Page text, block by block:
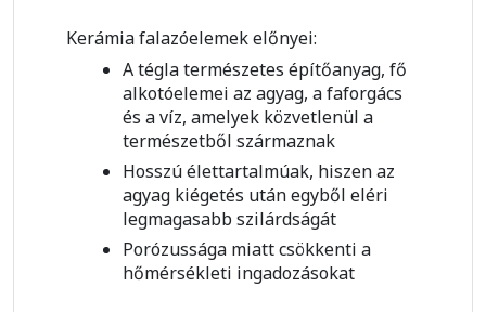
Kerámia falazóelemek előnyei:
A tégla természetes építőanyag, fő
alkotóelemei az agyag, a faforgács
és a víz, amelyek közvetlenül a
természetből származnak
Hosszú élettartalmúak, hiszen az
agyag kiégetés után egyből eléri
legmagasabb szilárdságát
Porózussága miatt csökkenti a
hőmérsékleti ingadozásokat